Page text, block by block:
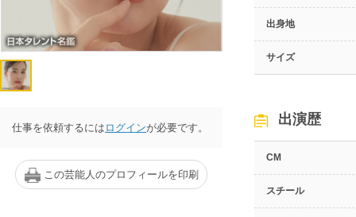
仕事を依頼するには ログインが必要です。
この芸能人のプロフィールを印刷
出身地
サイズ
出演歴
CM
スチール